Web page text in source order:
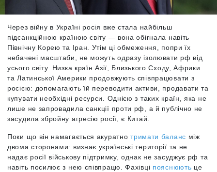
Через війну в Україні росія вже стала найбільш
підсанкційною країною світу — вона обігнала навіть
Північну Корею та Іран. Утім ці обмеження, попри їх
небачені масштаби, не можуть одразу ізолювати рф від
усього світу. Низка країн Азії, Близького Сходу, Африки
та Латинської Америки продовжують співпрацювати з
росією: допомагають їй переводити активи, продавати та
купувати необхідні ресурси. Однією з таких країн, яка не
лише не запровадила санкції проти рф, а й публічно не
засудила збройну агресію росії, є Китай.
Поки що він намагається акуратнотримати баланс між
двома сторонами: визнає українські території та не
надає росії військову підтримку, однак не засуджує рф та
навіть посилює з нею співпрацю. Фахівці пояснюють це